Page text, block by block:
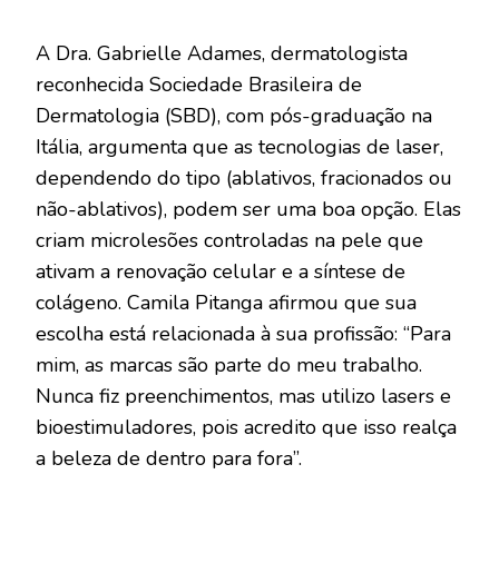
A Dra. Gabrielle Adames, dermatologista
reconhecida Sociedade Brasileira de
Dermatologia (SBD), com pós-graduação na
Itália, argumenta que as tecnologias de laser,
dependendo do tipo (ablativos, fracionados ou
não-ablativos), podem ser uma boa opção. Elas
criam microlesões controladas na pele que
ativam a renovação celular e a síntese de
colágeno. Camila Pitanga afirmou que sua
escolha está relacionada à sua profissão: “Para
mim, as marcas são parte do meu trabalho.
Nunca fiz preenchimentos, mas utilizo lasers e
bioestimuladores, pois acredito que isso realça
a beleza de dentro para fora”.